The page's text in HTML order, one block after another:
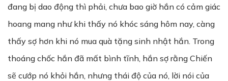
đang bị dao động thì phải, chưa bao giờ hắn có cảm giác
hoang mang như khi thấy nó khóc sáng hôm nay, càng
thấy sợ hơn khi nó mua quà tặng sinh nhật hắn. Trong
thoáng chốc hắn đã mất bình tĩnh, hắn sợ rằng Chiến
sẽ cướp nó khỏi hắn, nhưng thái độ của nó, lời nói của